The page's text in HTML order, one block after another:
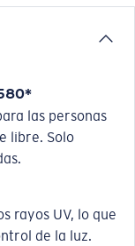
las personas
libre. Solo
rayos UV, lo que
de la luz.